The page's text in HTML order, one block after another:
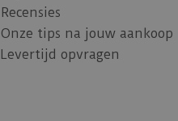
Recensies
Onze tips na jouw aankoop
Levertijd opvragen